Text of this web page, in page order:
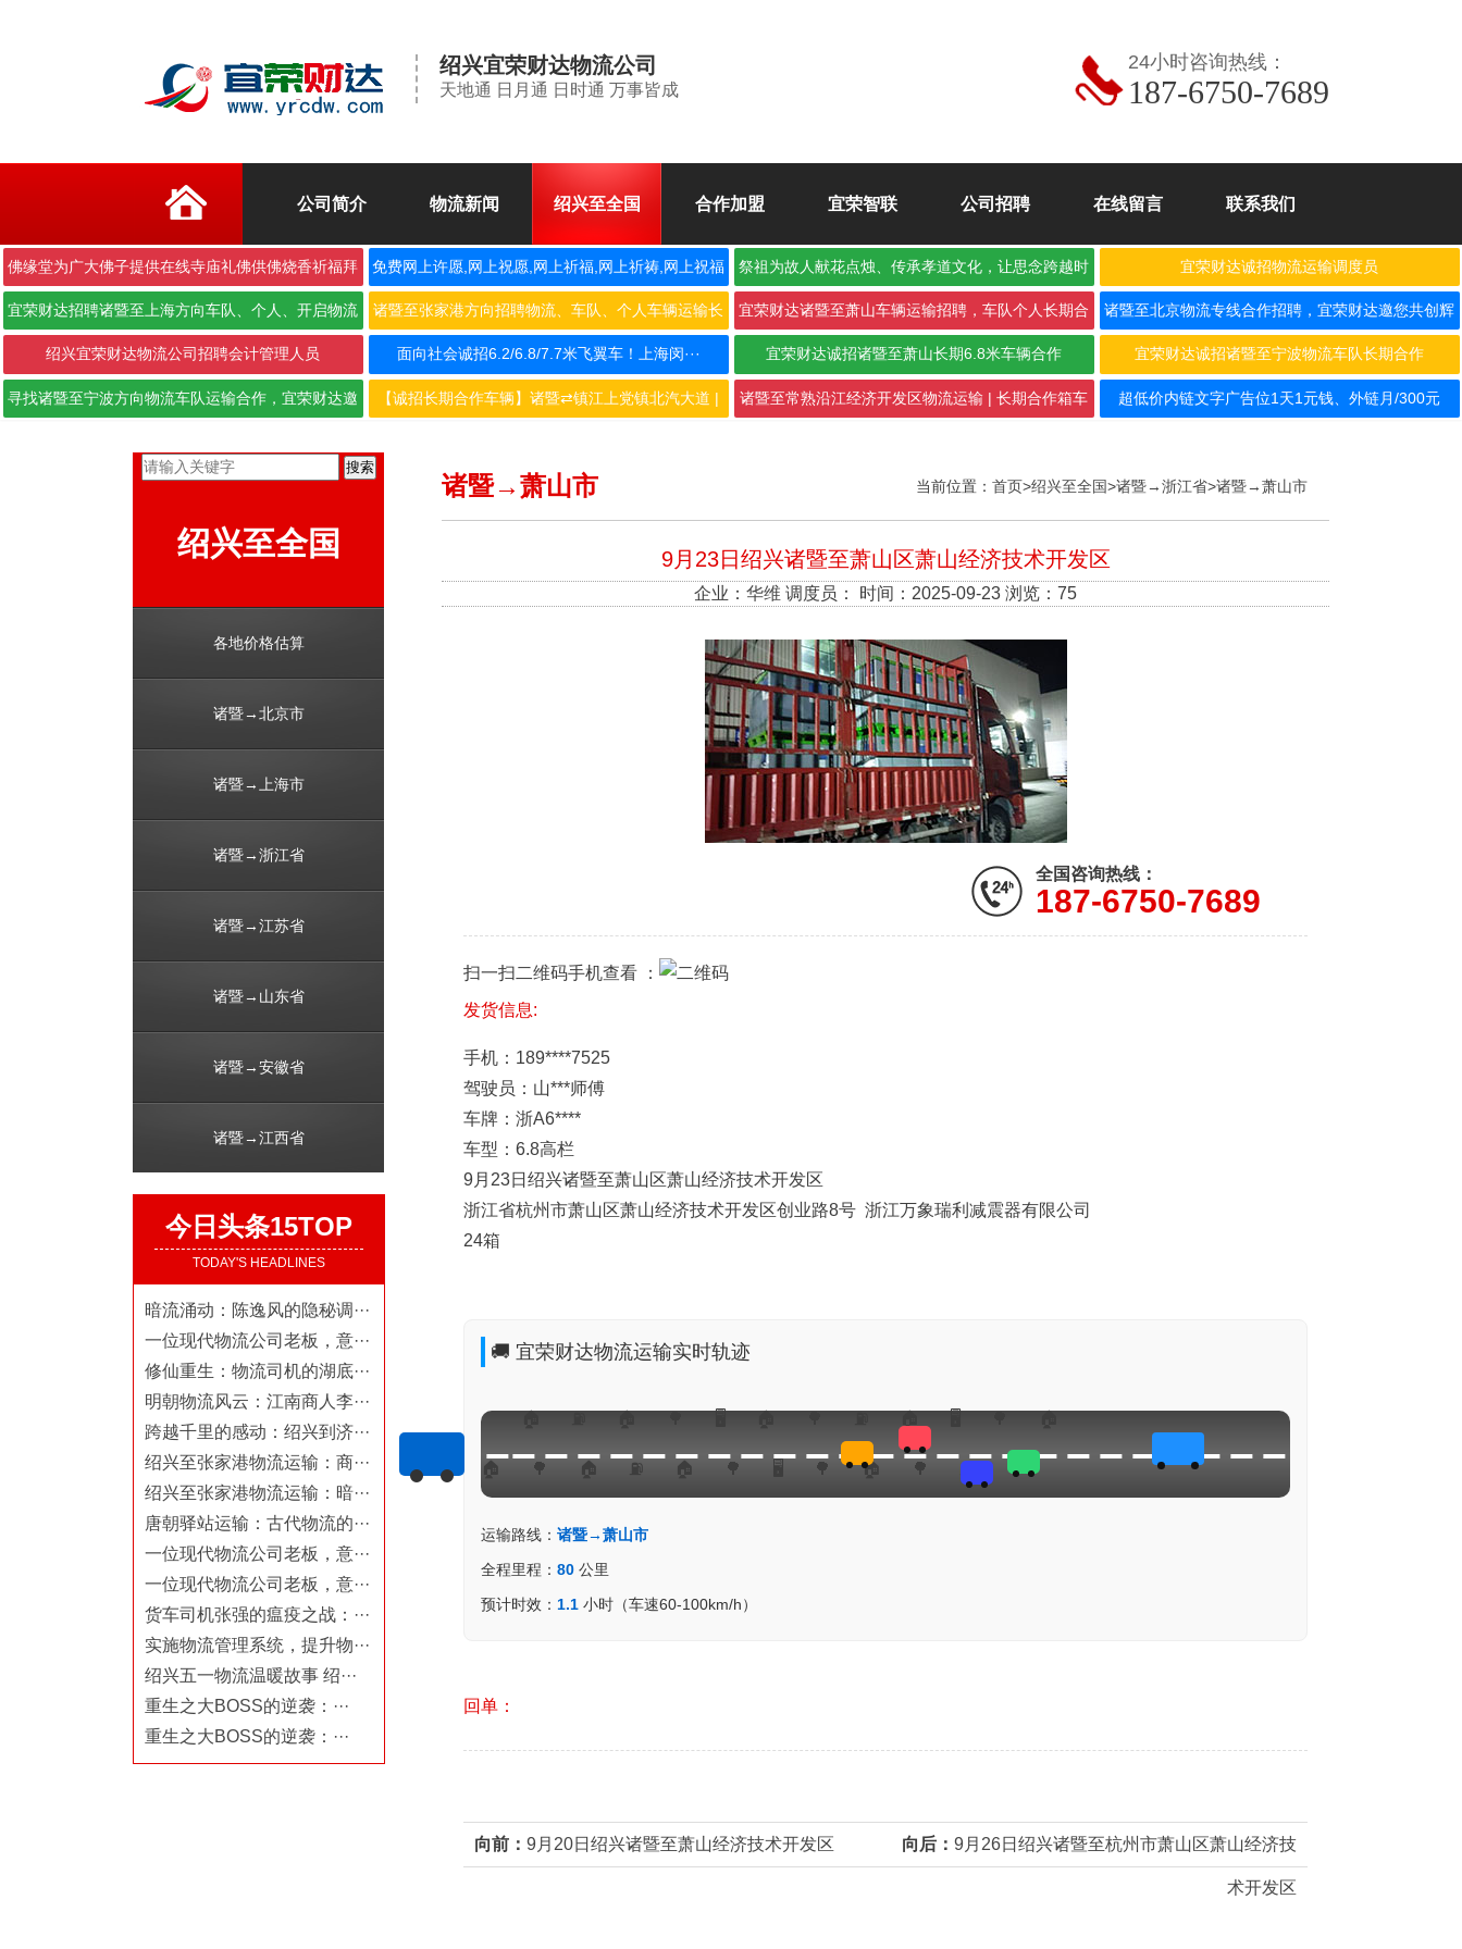
绍兴宜荣财达物流公司
天地通 日月通 日时通 万事皆成
24小时咨询热线：
187-6750-7689
公司简介 物流新闻 绍兴至全国 合作加盟 宜荣智联 公司招聘 在线留言 联系我们
佛缘堂为广大佛子提供在线寺庙礼佛供佛烧香祈福拜
佛
免费网上许愿,网上祝愿,网上祈福,网上祈祷,网上祝福 祭祖为故人献花点烛、传承孝道文化，让思念跨越时
空
宜荣财达诚招物流运输调度员
宜荣财达招聘诸暨至上海方向车队、个人、开启物流
合作···
诸暨至张家港方向招聘物流、车队、个人车辆运输长
期合···
宜荣财达诸暨至萧山车辆运输招聘，车队个人长期合
作，···
诸暨至北京物流专线合作招聘，宜荣财达邀您共创辉
煌！
绍兴宜荣财达物流公司招聘会计管理人员 面向社会诚招6.2/6.8/7.7米飞翼车！上海闵··· 宜荣财达诚招诸暨至萧山长期6.8米车辆合作 宜荣财达诚招诸暨至宁波物流车队长期合作
寻找诸暨至宁波方向物流车队运输合作，宜荣财达邀 【诚招长期合作车辆】诸暨⇄镇江上党镇北汽大道 | 诸暨至常熟沿江经济开发区物流运输 | 长期合作箱车 超低价内链文字广告位1天1元钱、外链月/300元
搜索
绍兴至全国
各地价格估算
诸暨→北京市
诸暨→上海市
诸暨→浙江省
诸暨→江苏省
诸暨→山东省
诸暨→安徽省
诸暨→江西省
今日头条15TOP
TODAY'S HEADLINES
暗流涌动：陈逸风的隐秘调···
一位现代物流公司老板，意···
修仙重生：物流司机的湖底···
明朝物流风云：江南商人李···
跨越千里的感动：绍兴到济···
绍兴至张家港物流运输：商···
绍兴至张家港物流运输：暗···
唐朝驿站运输：古代物流的···
一位现代物流公司老板，意···
一位现代物流公司老板，意···
货车司机张强的瘟疫之战：···
实施物流管理系统，提升物···
绍兴五一物流温暖故事 绍···
重生之大BOSS的逆袭：···
重生之大BOSS的逆袭：···
诸暨→萧山市 当前位置： 首页>绍兴至全国>诸暨→浙江省>诸暨→萧山市
9月23日绍兴诸暨至萧山区萧山经济技术开发区
企业： 华维 调度员： 时间：2025-09-23 浏览：75
全国咨询热线：
187-6750-7689
扫一扫二维码手机查看 ：
发货信息:
手机：189****7525
驾驶员：山***师傅
车牌：浙A6****
车型：6.8高栏
9月23日绍兴诸暨至萧山区萧山经济技术开发区
浙江省杭州市萧山区萧山经济技术开发区创业路8号 浙江万象瑞利减震器有限公司
24箱
🚚 宜荣财达物流运输实时轨迹
运输路线： 诸暨→萧山市
全程里程： 80 公里
预计时效： 1.1 小时（车速60-100km/h）
回单：
向前： 9月20日绍兴诸暨至萧山经济技术开发区 向后： 9月26日绍兴诸暨至杭州市萧山区萧山经济技
术开发区